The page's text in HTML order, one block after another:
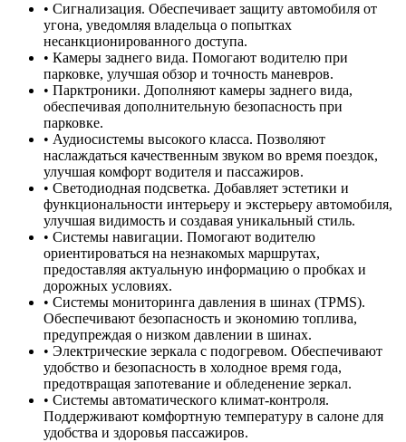
• Сигнализация. Обеспечивает защиту автомобиля от
угона, уведомляя владельца о попытках
несанкционированного доступа.
• Камеры заднего вида. Помогают водителю при
парковке, улучшая обзор и точность маневров.
• Парктроники. Дополняют камеры заднего вида,
обеспечивая дополнительную безопасность при
парковке.
• Аудиосистемы высокого класса. Позволяют
наслаждаться качественным звуком во время поездок,
улучшая комфорт водителя и пассажиров.
• Светодиодная подсветка. Добавляет эстетики и
функциональности интерьеру и экстерьеру автомобиля,
улучшая видимость и создавая уникальный стиль.
• Системы навигации. Помогают водителю
ориентироваться на незнакомых маршрутах,
предоставляя актуальную информацию о пробках и
дорожных условиях.
• Системы мониторинга давления в шинах (TPMS).
Обеспечивают безопасность и экономию топлива,
предупреждая о низком давлении в шинах.
• Электрические зеркала с подогревом. Обеспечивают
удобство и безопасность в холодное время года,
предотвращая запотевание и обледенение зеркал.
• Системы автоматического климат-контроля.
Поддерживают комфортную температуру в салоне для
удобства и здоровья пассажиров.